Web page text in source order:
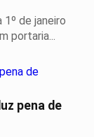
de janeiro
portaria...
pena de